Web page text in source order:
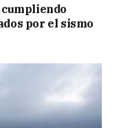
por el sismo